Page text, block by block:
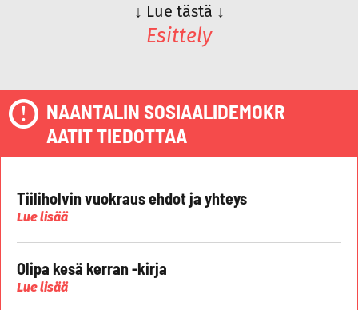
↓ Lue tästä ↓
Esittely
NAANTALIN SOSIAALIDEMOKR
AATIT TIEDOTTAA
Tiiliholvin vuokraus ehdot ja yhteys
Lue lisää
Olipa kesä kerran -kirja
Lue lisää